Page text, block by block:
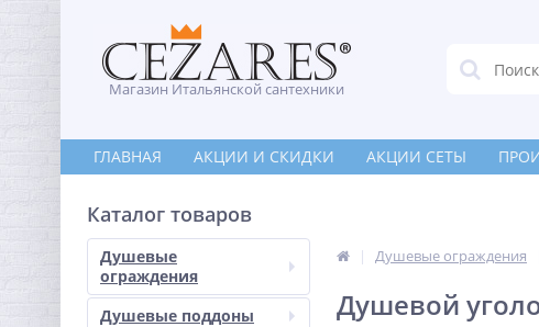
Магазин Итальянской сантехники
ГЛАВНАЯ АКЦИИ И СКИДКИ АКЦИИ СЕТЫ
Каталог товаров
Душевые
ограждения
Душевые поддоны
Душевые ограждения
Душевой